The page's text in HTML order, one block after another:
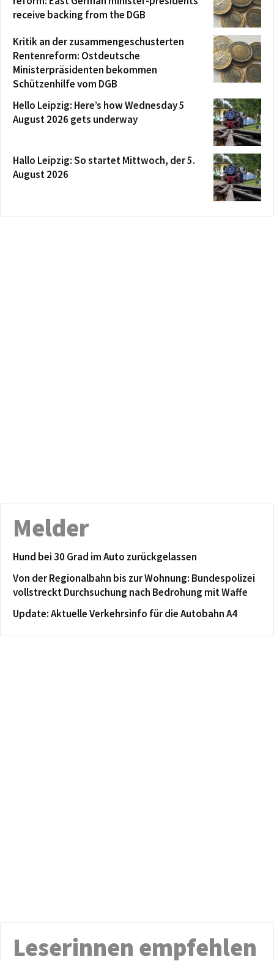
receive backing from the DGB
Kritik an der zusammengeschusterten
Rentenreform: Ostdeutsche
Ministerpräsidenten bekommen
Schützenhilfe vom DGB
Hello Leipzig: Here’s how Wednesday 5
August 2026 gets underway
Hallo Leipzig: So startet Mittwoch, der 5.
August 2026
Melder
Hund bei 30 Grad im Auto zurückgelassen
Von der Regionalbahn bis zur Wohnung: Bundespolizei
vollstreckt Durchsuchung nach Bedrohung mit Waffe
Update: Aktuelle Verkehrsinfo für die Autobahn A4
Leserinnen empfehlen